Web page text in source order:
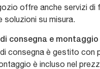
offre anche servizi di
soluzioni su misura.
consegna e montaggio
consegna è gestito con
è incluso nel